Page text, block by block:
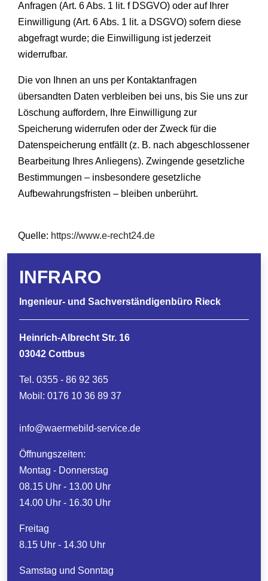
Anfragen (Art. 6 Abs. 1 lit. f DSGVO) oder auf Ihrer
Einwilligung (Art. 6 Abs. 1 lit. a DSGVO) sofern diese
abgefragt wurde; die Einwilligung ist jederzeit
widerrufbar.
Die von Ihnen an uns per Kontaktanfragen
übersandten Daten verbleiben bei uns, bis Sie uns zur
Löschung auffordern, Ihre Einwilligung zur
Speicherung widerrufen oder der Zweck für die
Datenspeicherung entfällt (z. B. nach abgeschlossener
Bearbeitung Ihres Anliegens). Zwingende gesetzliche
Bestimmungen – insbesondere gesetzliche
Aufbewahrungsfristen – bleiben unberührt.
Quelle: https://www.e-recht24.de
INFRARO
Ingenieur- und Sachverständigenbüro Rieck
Heinrich-Albrecht Str. 16
03042 Cottbus
Tel. 0355 - 86 92 365
Mobil: 0176 10 36 89 37
info@waermebild-service.de
Öffnungszeiten:
Montag - Donnerstag
08.15 Uhr - 13.00 Uhr
14.00 Uhr - 16.30 Uhr
Freitag
8.15 Uhr - 14.30 Uhr
Samstag und Sonntag